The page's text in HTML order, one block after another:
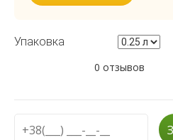
Упаковка
0 отзывов